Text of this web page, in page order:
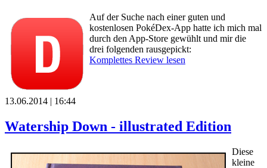
Auf der Suche nach einer guten und
kostenlosen PokéDex-App hatte ich mich mal
durch den App-Store gewühlt und mir die
drei folgenden rausgepickt:
Komplettes Review lesen
13.06.2014 | 16:44
Watership Down - illustrated Edition
Diese
kleine